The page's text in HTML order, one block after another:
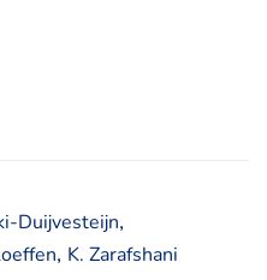
Duijvesteijn,
, K. Zarafshani